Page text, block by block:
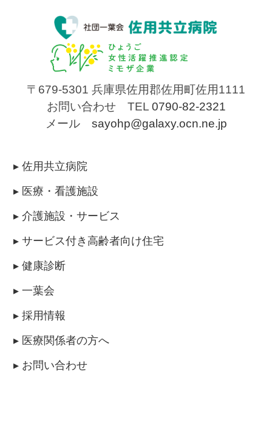
〒679-5301 兵庫県佐用郡佐用町佐用1111
お問い合わせ TEL 0790-82-2321
メール sayohp@galaxy.ocn.ne.jp
▸ 佐用共立病院
▸ 医療・看護施設
▸ 介護施設・サービス
▸ サービス付き高齢者向け住宅
▸ 健康診断
▸ 一葉会
▸ 採用情報
▸ 医療関係者の方へ
▸ お問い合わせ